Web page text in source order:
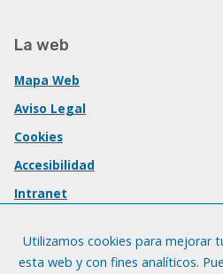
La web
Mapa Web
Aviso Legal
Cookies
Accesibilidad
Intranet
Utilizamos cookies para mejorar
esta web y con fines analíticos.